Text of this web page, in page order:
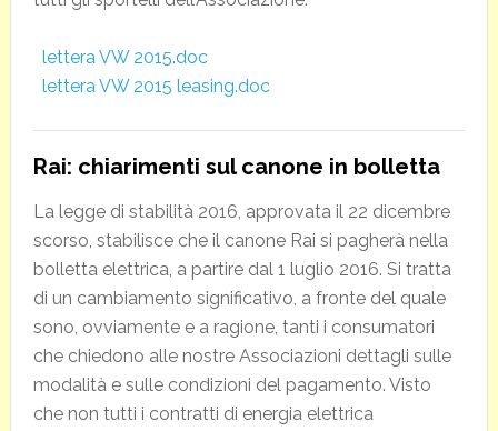
lettera VW 2015.doc
lettera VW 2015 leasing.doc
Rai: chiarimenti sul canone in bolletta
La legge di stabilità 2016, approvata il 22 dicembre
scorso, stabilisce che il canone Rai si pagherà nella
bolletta elettrica, a partire dal 1 luglio 2016. Si tratta
di un cambiamento significativo, a fronte del quale
sono, ovviamente e a ragione, tanti i consumatori
che chiedono alle nostre Associazioni dettagli sulle
modalità e sulle condizioni del pagamento. Visto
che non tutti i contratti di energia elettrica